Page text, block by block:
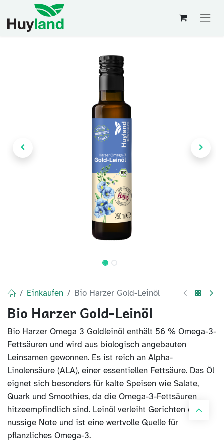
Einkaufen Bio Harzer Gold-Leinöl
Bio Harzer Gold-Leinöl
Bio Harzer Omega 3 Goldleinöl enthält 56 % Omega-3-
Fettsäuren und wird aus biologisch angebauten
Leinsamen gewonnen. Es ist reich an Alpha-
Linolensäure (ALA), einer essentiellen Fettsäure. Das Öl
eignet sich besonders für kalte Speisen wie Salate,
Quark und Smoothies, da die Omega-3-Fettsäuren
hitzeempfindlich sind. Leinöl verleiht Gerichten eine
nussige Note und ist eine wertvolle Quelle für
pflanzliches Omega-3.